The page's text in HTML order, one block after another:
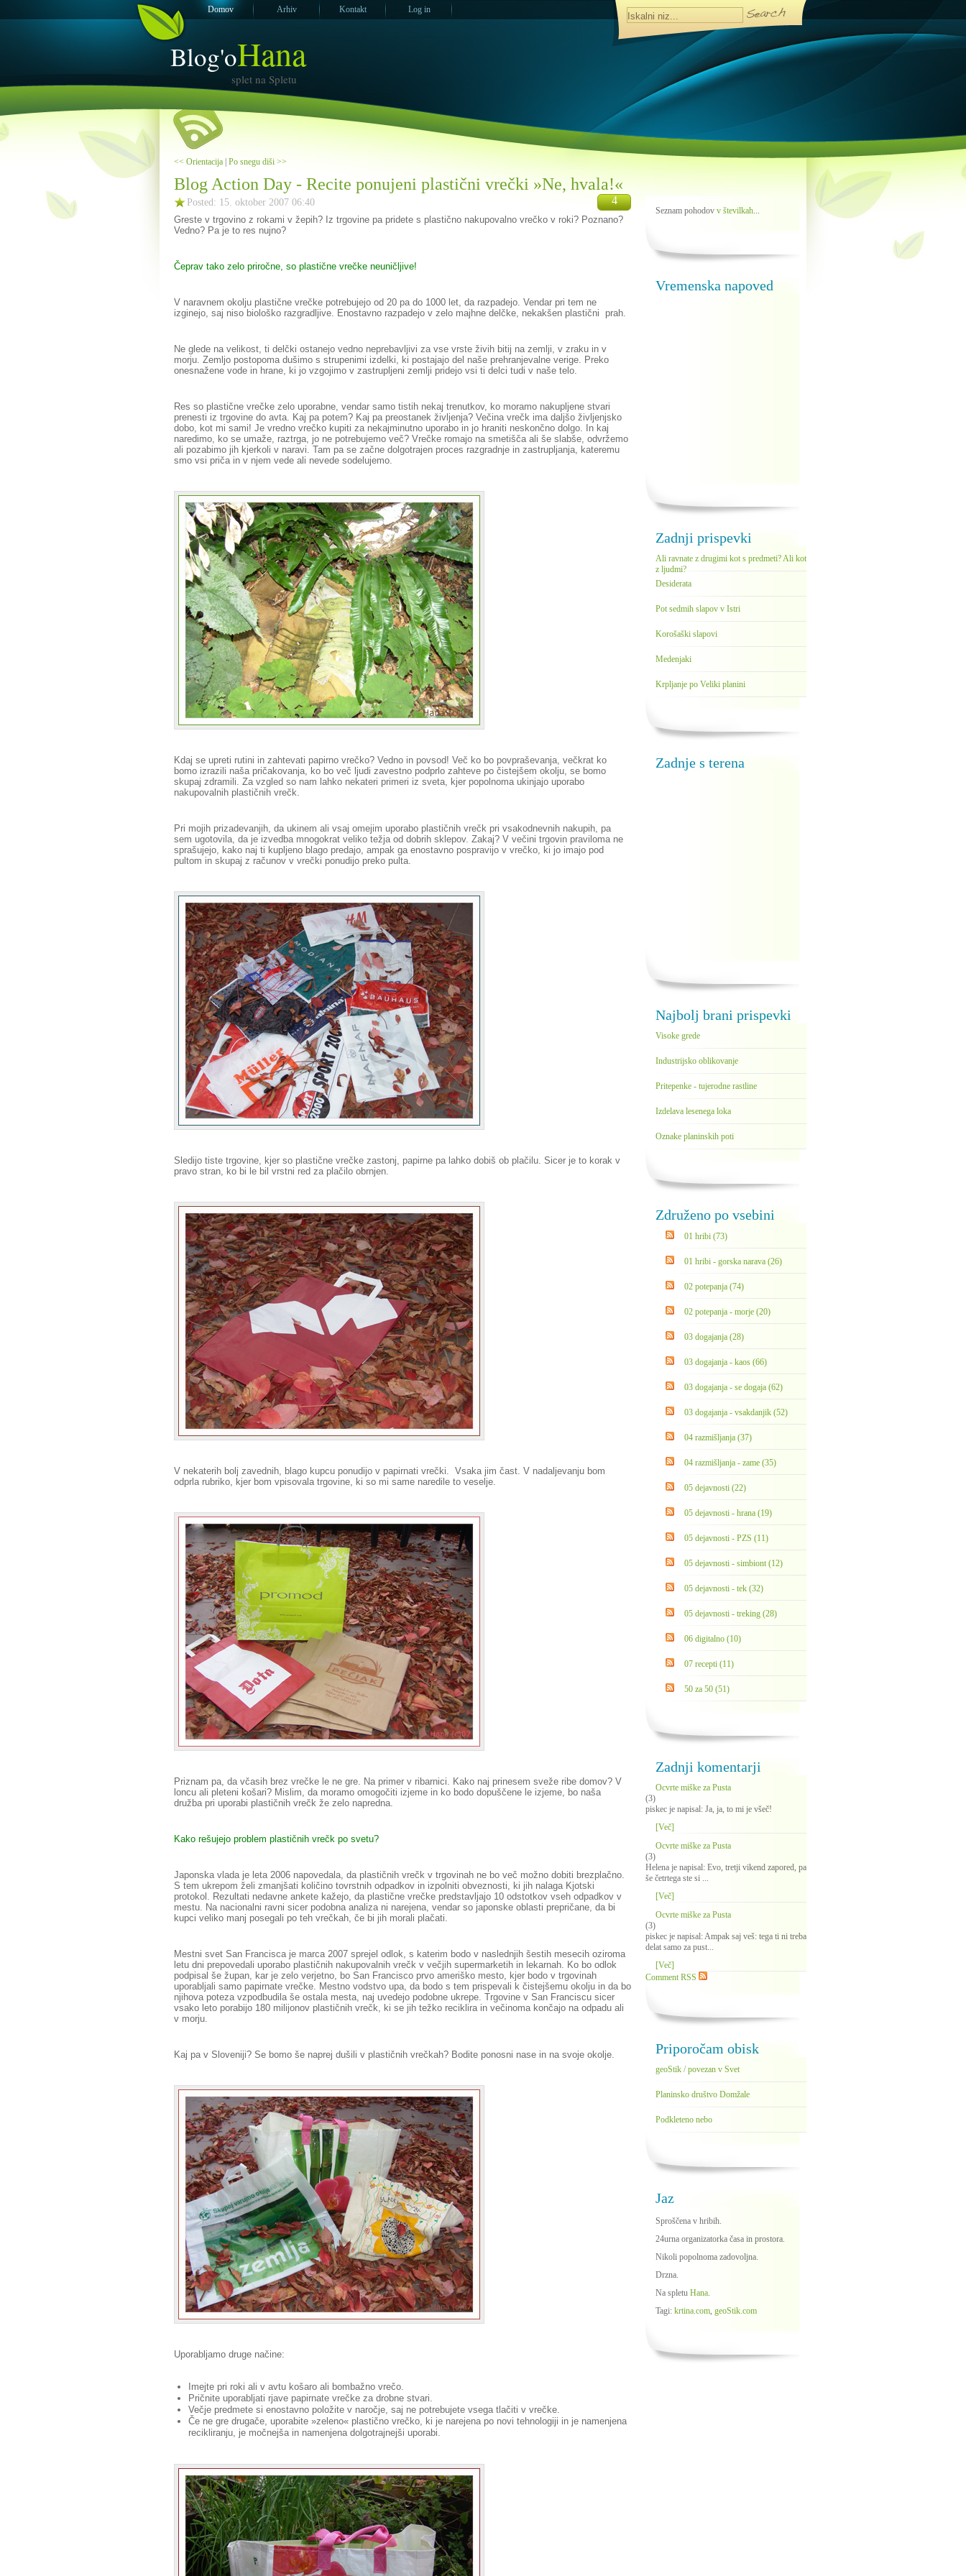
Domov Arhiv Kontakt Log in
Blog'oHana
splet na Spletu
<< Orientacija Po snegu diši >>
Blog Action Day - Recite ponujeni plastični vrečki »Ne, hvala!«
Posted: 15. oktober 2007 06:40 4
Greste v trgovino z rokami v žepih? Iz trgovine pa pridete s plastično nakupovalno vrečko v roki? Poznano?
Vedno? Pa je to res nujno?
Čeprav tako zelo priročne, so plastične vrečke neuničljive!
V naravnem okolju plastične vrečke potrebujejo od 20 pa do 1000 let, da razpadejo. Vendar pri tem ne
izginejo, saj niso biološko razgradljive. Enostavno razpadejo v zelo majhne delčke, nekakšen plastični
prah.
Ne glede na velikost, ti delčki ostanejo vedno neprebavljivi za vse vrste živih bitij na zemlji, v zraku in v
morju. Zemljo postopoma dušimo s strupenimi izdelki, ki postajajo del naše prehranjevalne verige. Preko
onesnažene vode in hrane, ki jo vzgojimo v zastrupljeni zemlji pridejo vsi ti delci tudi v naše telo.
Res so plastične vrečke zelo uporabne, vendar samo tistih nekaj trenutkov, ko moramo nakupljene stvari
prenesti iz trgovine do avta. Kaj pa potem? Kaj pa preostanek življenja? Večina vrečk ima daljšo življenjsko
dobo, kot mi sami! Je vredno vrečko kupiti za nekajminutno uporabo in jo hraniti neskončno dolgo. In kaj
naredimo, ko se umaže, raztrga, jo ne potrebujemo več? Vrečke romajo na smetišča ali še slabše, odvržemo
ali pozabimo jih kjerkoli v naravi. Tam pa se začne dolgotrajen proces razgradnje in zastrupljanja, kateremu
smo vsi priča in v njem vede ali nevede sodelujemo.
Kdaj se upreti rutini in zahtevati papirno vrečko? Vedno in povsod! Več ko bo povpraševanja, večkrat ko
bomo izrazili naša pričakovanja, ko bo več ljudi zavestno podprlo zahteve po čistejšem okolju, se bomo
skupaj zdramili. Za vzgled so nam lahko nekateri primeri iz sveta, kjer popolnoma ukinjajo uporabo
nakupovalnih plastičnih vrečk.
Pri mojih prizadevanjih, da ukinem ali vsaj omejim uporabo plastičnih vrečk pri vsakodnevnih nakupih, pa
sem ugotovila, da je izvedba mnogokrat veliko težja od dobrih sklepov. Zakaj? V večini trgovin praviloma ne
sprašujejo, kako naj ti kupljeno blago predajo, ampak ga enostavno pospravijo v vrečko, ki jo imajo pod
pultom in skupaj z računov v vrečki ponudijo preko pulta.
Sledijo tiste trgovine, kjer so plastične vrečke zastonj, papirne pa lahko dobiš ob plačilu. Sicer je to korak v
pravo stran, ko bi le bil vrstni red za plačilo obrnjen.
V nekaterih bolj zavednih, blago kupcu ponudijo v papirnati vrečki. Vsaka jim čast. V nadaljevanju bom
odprla rubriko, kjer bom vpisovala trgovine, ki so mi same naredile to veselje.
Priznam pa, da včasih brez vrečke le ne gre. Na primer v ribarnici. Kako naj prinesem sveže ribe domov? V
loncu ali pleteni košari? Mislim, da moramo omogočiti izjeme in ko bodo dopuščene le izjeme, bo naša
družba pri uporabi plastičnih vrečk že zelo napredna.
Kako rešujejo problem plastičnih vrečk po svetu?
Japonska vlada je leta 2006 napovedala, da plastičnih vrečk v trgovinah ne bo več možno dobiti brezplačno.
S tem ukrepom želi zmanjšati količino tovrstnih odpadkov in izpolniti obveznosti, ki jih nalaga Kjotski
protokol. Rezultati nedavne ankete kažejo, da plastične vrečke predstavljajo 10 odstotkov vseh odpadkov v
mestu. Na nacionalni ravni sicer podobna analiza ni narejena, vendar so japonske oblasti prepričane, da bi
kupci veliko manj posegali po teh vrečkah, če bi jih morali plačati.
Mestni svet San Francisca je marca 2007 sprejel odlok, s katerim bodo v naslednjih šestih mesecih oziroma
letu dni prepovedali uporabo plastičnih nakupovalnih vrečk v večjih supermarketih in lekarnah. Ko bo odlok
podpisal še župan, kar je zelo verjetno, bo San Francisco prvo ameriško mesto, kjer bodo v trgovinah
uporabljali samo papirnate vrečke. Mestno vodstvo upa, da bodo s tem prispevali k čistejšemu okolju in da bo
njihova poteza vzpodbudila še ostala mesta, naj uvedejo podobne ukrepe. Trgovine v San Franciscu sicer
vsako leto porabijo 180 milijonov plastičnih vrečk, ki se jih težko reciklira in večinoma končajo na odpadu ali
v morju.
Kaj pa v Sloveniji? Se bomo še naprej dušili v plastičnih vrečkah? Bodite ponosni nase in na svoje okolje.
Uporabljamo druge načine:
Imejte pri roki ali v avtu košaro ali bombažno vrečo.
Pričnite uporabljati rjave papirnate vrečke za drobne stvari.
Večje predmete si enostavno položite v naročje, saj ne potrebujete vsega tlačiti v vrečke.
Če ne gre drugače, uporabite »zeleno« plastično vrečko, ki je narejena po novi tehnologiji in je namenjena
recikliranju, je močnejša in namenjena dolgotrajnejši uporabi.
Seznam pohodov v številkah...
Vremenska napoved
Zadnji prispevki
Ali ravnate z drugimi kot s predmeti? Ali kot
z ljudmi?
Desiderata
Pot sedmih slapov v Istri
Korošaški slapovi
Medenjaki
Krpljanje po Veliki planini
Zadnje s terena
Najbolj brani prispevki
Visoke grede
Industrijsko oblikovanje
Pritepenke - tujerodne rastline
Izdelava lesenega loka
Oznake planinskih poti
Združeno po vsebini
01 hribi (73)
01 hribi - gorska narava (26)
02 potepanja (74)
02 potepanja - morje (20)
03 dogajanja (28)
03 dogajanja - kaos (66)
03 dogajanja - se dogaja (62)
03 dogajanja - vsakdanjik (52)
04 razmišljanja (37)
04 razmišljanja - zame (35)
05 dejavnosti (22)
05 dejavnosti - hrana (19)
05 dejavnosti - PZS (11)
05 dejavnosti - simbiont (12)
05 dejavnosti - tek (32)
05 dejavnosti - treking (28)
06 digitalno (10)
07 recepti (11)
50 za 50 (51)
Zadnji komentarji
Ocvrte miške za Pusta
(3)
piskec je napisal: Ja, ja, to mi je všeč!
[Več]
Ocvrte miške za Pusta
(3)
Helena je napisal: Evo, tretji vikend zapored, pa
še četrtega ste si ...
[Več]
Ocvrte miške za Pusta
(3)
piskec je napisal: Ampak saj veš: tega ti ni treba
delat samo za pust...
[Več]
Comment RSS
Priporočam obisk
geoStik / povezan v Svet
Planinsko društvo Domžale
Podkleteno nebo
Jaz
Sproščena v hribih.
24urna organizatorka časa in prostora.
Nikoli popolnoma zadovoljna.
Drzna.
Na spletu Hana.
Tagi: krtina.com, geoStik.com